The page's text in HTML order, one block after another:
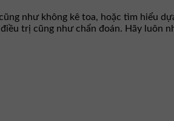
như không kê toa, hoặc tìm hiểu
trị cũng như chẩn đoán. Hãy luôn